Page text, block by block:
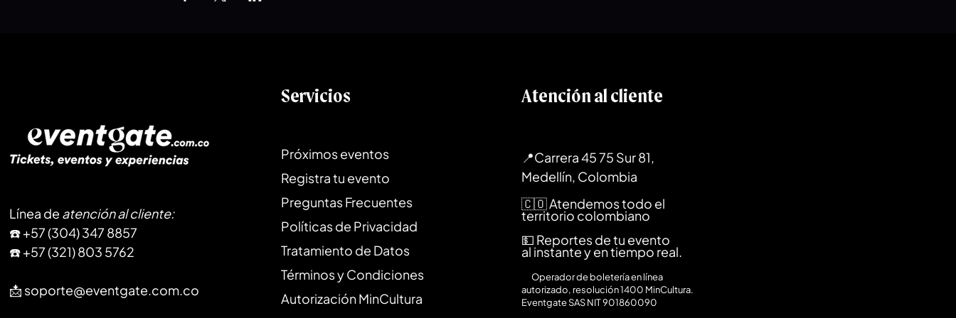
Línea de atención al cliente:
​☎️ +57 (304) 347 8857
☎️ +57 (321) 803 5762
📩 soporte@eventgate.com.co
Servicios
Próximos eventos
Registra tu evento
Preguntas Frecuentes
Políticas de Privacidad
Tratamiento de Datos
Términos y Condiciones
Autorización MinCultura
Atención al cliente
📍Carrera 45 75 Sur 81,
Medellín, Colombia
🇨🇴 Atendemos todo el
territorio colombiano
💵 Reportes de tu evento
al instante y en tiempo real.
Operador de boletería en línea
autorizado, resolución 1400 MinCultura.
Eventgate SAS NIT 901860090